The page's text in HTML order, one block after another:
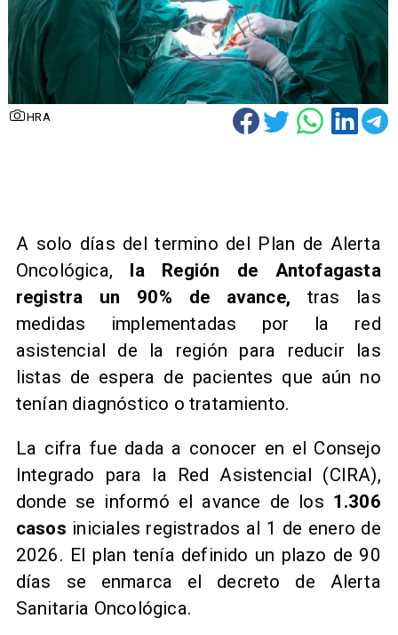
HRA
​A solo días del termino del Plan de Alerta
Oncológica, la Región de Antofagasta
registra un 90% de avance, tras las
medidas implementadas por la red
asistencial de la región para reducir las
listas de espera de pacientes que aún no
tenían diagnóstico o tratamiento.
​La cifra fue dada a conocer en el Consejo
Integrado para la Red Asistencial (CIRA),
donde se informó el avance de los 1.306
casos iniciales registrados al 1 de enero de
2026. El plan tenía definido un plazo de 90
días se enmarca el decreto de Alerta
Sanitaria Oncológica.